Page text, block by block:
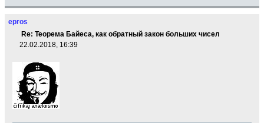
epros
Re: Теорема Байеса, как обратный закон больших чисел
22.02.2018, 16:39